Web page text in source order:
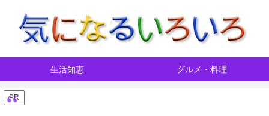
生活知恵 グルメ・料理
PR